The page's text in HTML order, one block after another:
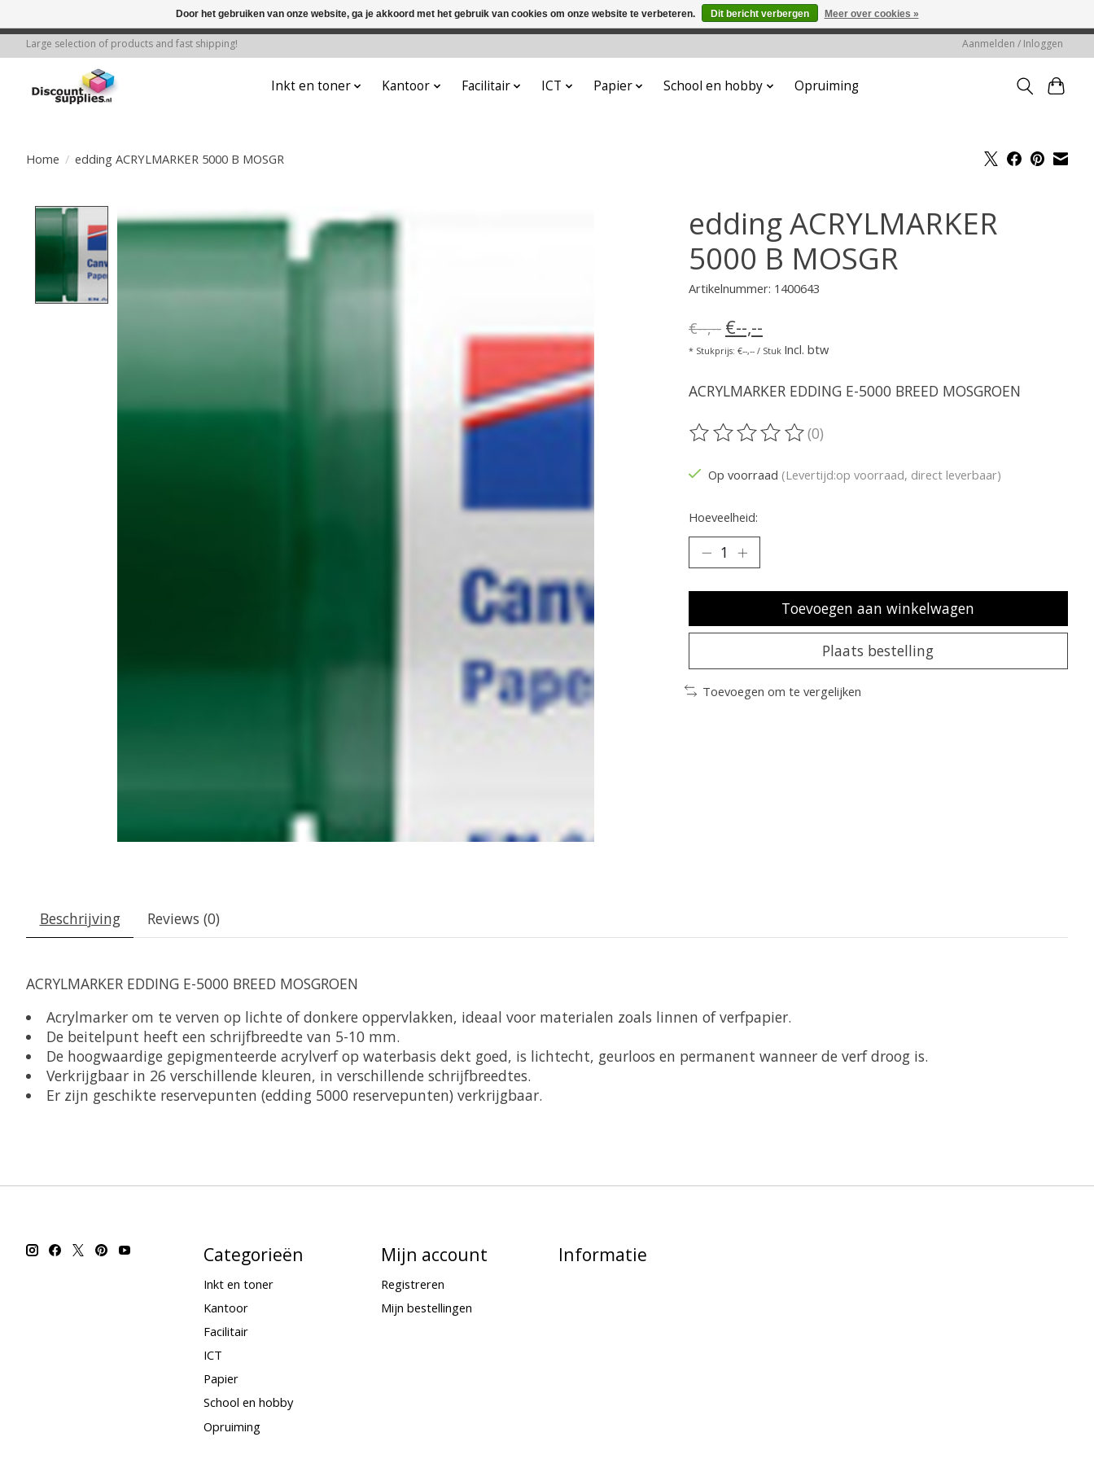
Large selection of products and fast shipping! Aanmelden / Inloggen
Inkt en toner Kantoor Facilitair ICT Papier School en hobby Opruiming
Home / edding ACRYLMARKER 5000 B MOSGR
Product image slideshow Items
edding ACRYLMARKER
5000 B MOSGR
Artikelnummer: 1400643
€--,-- €--,--
* Stukprijs: €--,-- / Stuk Incl. btw
ACRYLMARKER EDDING E-5000 BREED MOSGROEN
De beoordeling van dit product is
(0)
Op voorraad (Levertijd:op voorraad, direct leverbaar)
Hoeveelheid:
Toevoegen aan winkelwagen
Plaats bestelling
Toevoegen om te vergelijken
Beschrijving Reviews (0)
ACRYLMARKER EDDING E-5000 BREED MOSGROEN
Acrylmarker om te verven op lichte of donkere oppervlakken, ideaal voor materialen zoals linnen of verfpapier.
De beitelpunt heeft een schrijfbreedte van 5-10 mm.
De hoogwaardige gepigmenteerde acrylverf op waterbasis dekt goed, is lichtecht, geurloos en permanent wanneer de verf droog is.
Verkrijgbaar in 26 verschillende kleuren, in verschillende schrijfbreedtes.
Er zijn geschikte reservepunten (edding 5000 reservepunten) verkrijgbaar.
Categorieën
Inkt en toner
Kantoor
Facilitair
ICT
Papier
School en hobby
Opruiming
Mijn account
Registreren
Mijn bestellingen
Informatie
Door het gebruiken van onze website, ga je akkoord met het gebruik van cookies om onze website te verbeteren. Dit bericht verbergen Meer over cookies »
← Keer terug naar de backofficeDeze winkel is in aanbouw. Eventueel geplaatste orders zullen niet worden gehonoreerd of verwerkt.